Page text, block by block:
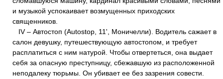
и музыкой успокаивает возмущенных приходских
священников.
IV – Автостоп (Autostop, 11', Моничелли). Водитель сажает в
салон девушку, путешествующую автостопом, и требует
расплатиться с ним натурой. Чтобы отвертеться, она выдает
себя за опасную преступницу, сбежавшую из расположенной
неподалеку тюрьмы. Он убивает ее без зазрения совести.